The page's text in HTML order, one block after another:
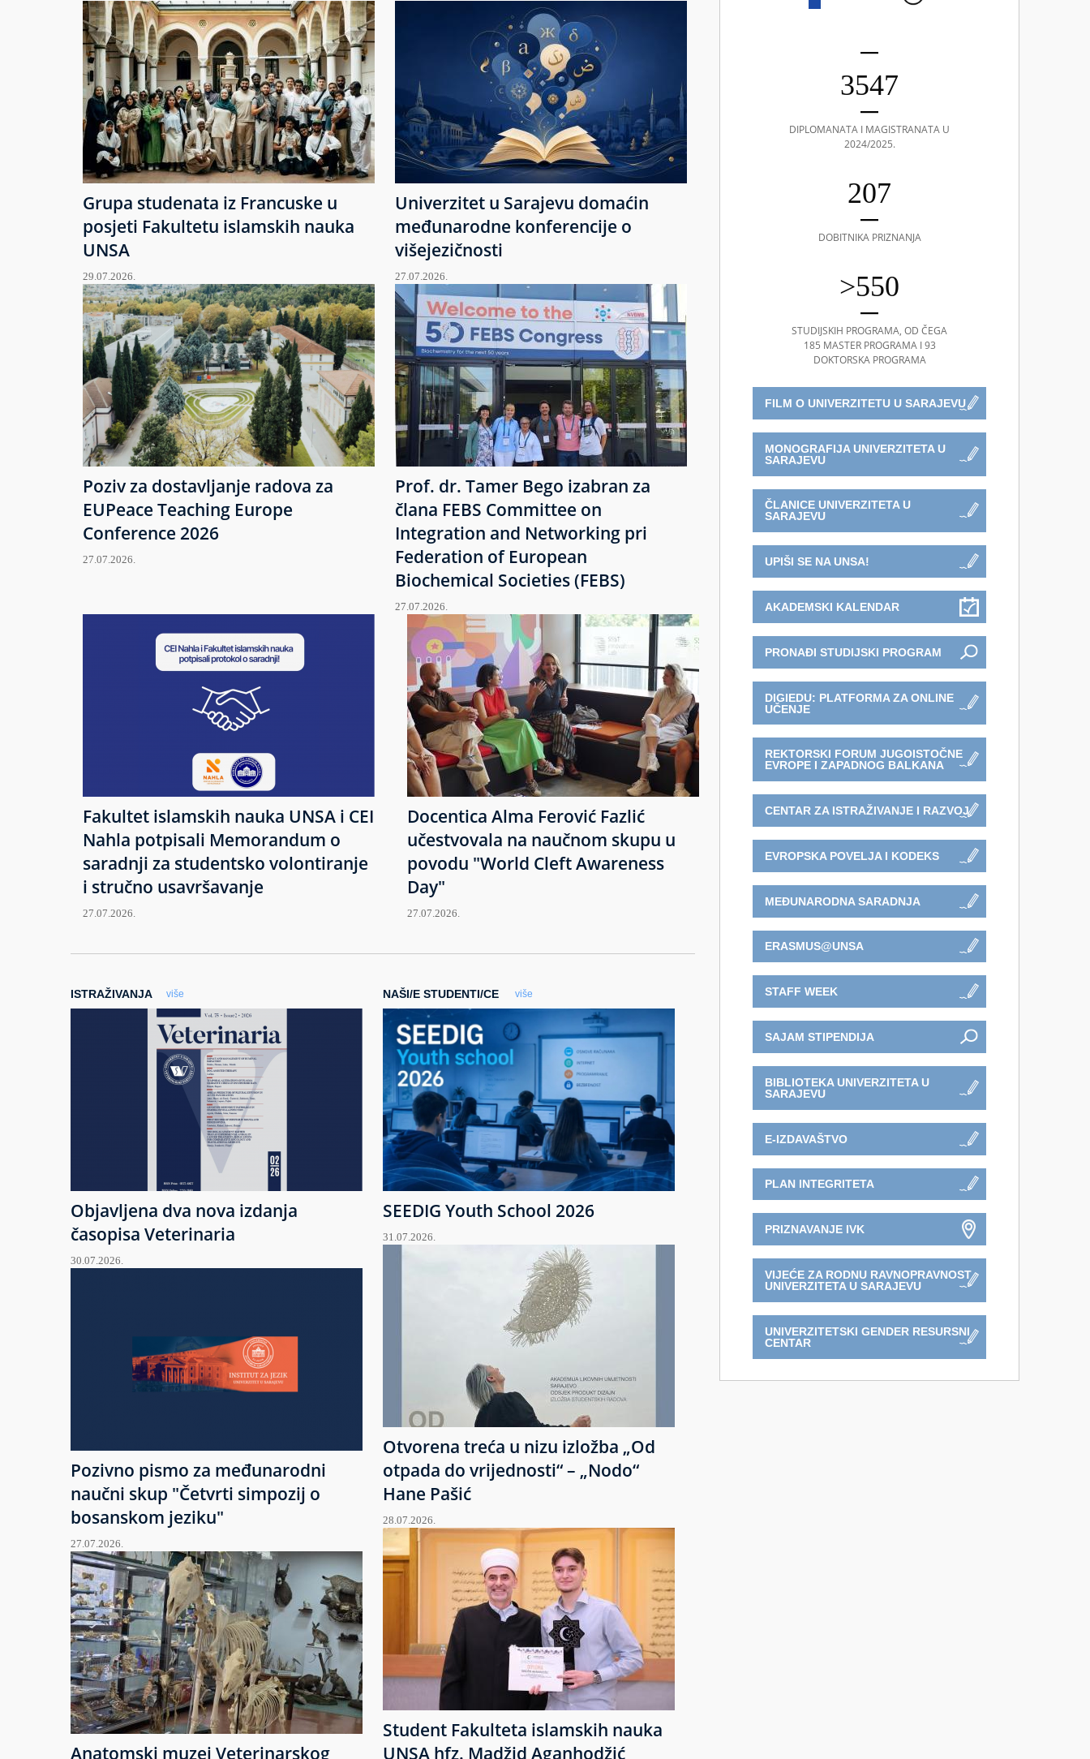
Grupa studenata iz Francuske u
posjeti Fakultetu islamskih nauka
UNSA
29.07.2026.
Univerzitet u Sarajevu domaćin
međunarodne konferencije o
višejezičnosti
27.07.2026.
Poziv za dostavljanje radova za
EUPeace Teaching Europe
Conference 2026
27.07.2026.
Prof. dr. Tamer Bego izabran za
člana FEBS Committee on
Integration and Networking pri
Federation of European
Biochemical Societies (FEBS)
27.07.2026.
Fakultet islamskih nauka UNSA i CEI
Nahla potpisali Memorandum o
saradnji za studentsko volontiranje
i stručno usavršavanje
27.07.2026.
Docentica Alma Ferović Fazlić
učestvovala na naučnom skupu u
povodu "World Cleft Awareness
Day"
27.07.2026.
ISTRAŽIVANJA više
Objavljena dva nova izdanja
časopisa Veterinaria
30.07.2026.
Pozivno pismo za međunarodni
naučni skup "Četvrti simpozij o
bosanskom jeziku"
27.07.2026.
Anatomski muzej Veterinarskog
NAŠI/E STUDENTI/CE više
SEEDIG Youth School 2026
31.07.2026.
Otvorena treća u nizu izložba „Od
otpada do vrijednosti“ – „Nodo“
Hane Pašić
28.07.2026.
Student Fakulteta islamskih nauka
UNSA hfz. Madžid Aganhodžić
3547
DIPLOMANATA I MAGISTRANATA U
2024/2025.
207
DOBITNIKA PRIZNANJA
>550
STUDIJSKIH PROGRAMA, OD ČEGA
185 MASTER PROGRAMA I 93
DOKTORSKA PROGRAMA
FILM O UNIVERZITETU U SARAJEVU
MONOGRAFIJA UNIVERZITETA U
SARAJEVU
ČLANICE UNIVERZITETA U
SARAJEVU
UPIŠI SE NA UNSA!
AKADEMSKI KALENDAR
PRONAĐI STUDIJSKI PROGRAM
DIGIEDU: PLATFORMA ZA ONLINE
UČENJE
REKTORSKI FORUM JUGOISTOČNE
EVROPE I ZAPADNOG BALKANA
CENTAR ZA ISTRAŽIVANJE I RAZVOJ
EVROPSKA POVELJA I KODEKS
MEĐUNARODNA SARADNJA
ERASMUS@UNSA
STAFF WEEK
SAJAM STIPENDIJA
BIBLIOTEKA UNIVERZITETA U
SARAJEVU
E-IZDAVAŠTVO
PLAN INTEGRITETA
PRIZNAVANJE IVK
VIJEĆE ZA RODNU RAVNOPRAVNOST
UNIVERZITETA U SARAJEVU
UNIVERZITETSKI GENDER RESURSNI
CENTAR